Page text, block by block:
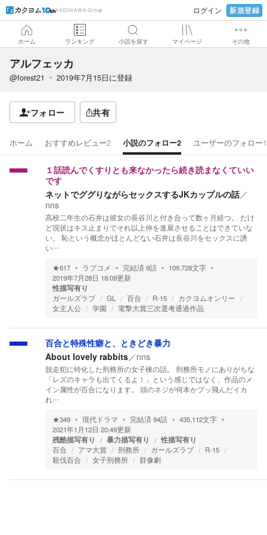
KADOKAWA Group ログイン 新規登録
ホーム ランキング 小説を探す マイページ その他
アルフェッカ
@forest21 2019年7月15日に登録
フォロー 共有
ホーム おすすめレビュー2 小説のフォロー2 ユーザーのフォロー1
１話読んでくすりとも来なかったら続き読まなくていい
です
ネットでググりながらセックスするJKカップルの話／
nns
高校二年生の石井は彼女の長谷川と付き合って数ヶ月経つ。 だけ
ど現状はキス止まりでそれ以上仲を進展させることはできていな
い。 恥という概念がほとんどない石井は長谷川をセックスに誘
い…
★617 ラブコメ 完結済9話 109,728文字
2019年7月28日 18:09更新
性描写有り
ガールズラブ GL 百合 R-15
カクヨムオンリー
女主人公
学園 電撃大賞三次選考通過作品
百合と特殊性癖と、ときどき暴力
About lovely rabbits／nns
脱走犯に特化した刑務所の女子棟の話。 刑務所モノにありがちな
「レズのキャラも出てくるよ！」という感じではなく、作品のメ
イン属性が百合になります。 頭のネジが何本かブッ飛んだイカ
れ…
★349 現代ドラマ 完結済94話 435,112文字
2021年1月12日 20:49更新
残酷描写有り 暴力描写有り 性描写有り
百合 アマ大賞 刑務所 ガールズラブ
R-15
殺伐百合
女子刑務所 群像劇